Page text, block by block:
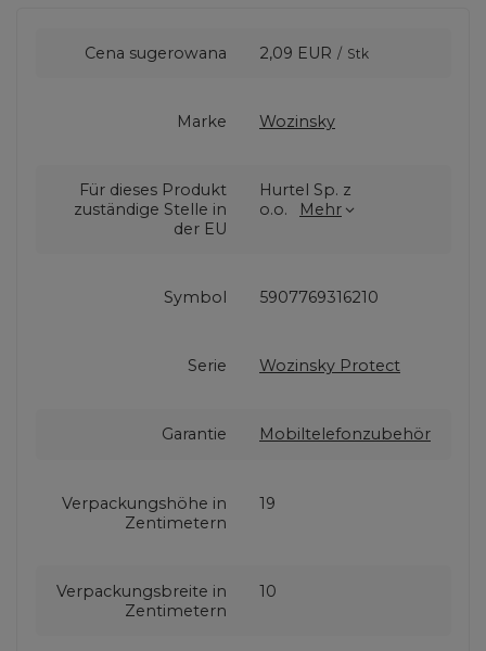
Cena sugerowana 2,09 EUR / Stk
Marke Wozinsky
Für dieses Produkt
zuständige Stelle in
der EU
Hurtel Sp. z
o.o.
Mehr
Symbol 5907769316210
Serie Wozinsky Protect
Garantie Mobiltelefonzubehör
Verpackungshöhe in
Zentimetern
19
Verpackungsbreite in
Zentimetern
10